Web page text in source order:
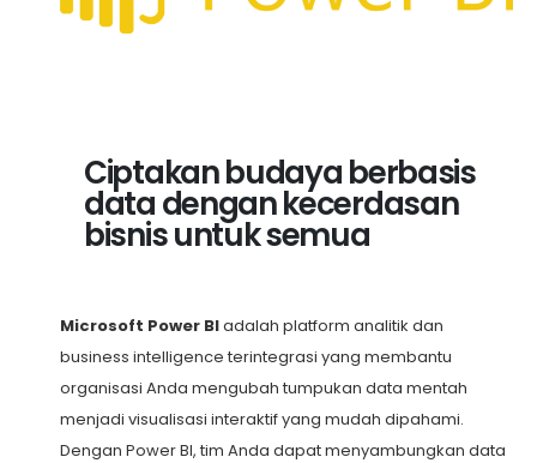
Ciptakan budaya berbasis
data dengan kecerdasan
bisnis untuk semua
Microsoft Power BIadalah platform analitik dan
business intelligence terintegrasi yang membantu
organisasi Anda mengubah tumpukan data mentah
menjadi visualisasi interaktif yang mudah dipahami.
Dengan Power BI, tim Anda dapat menyambungkan data